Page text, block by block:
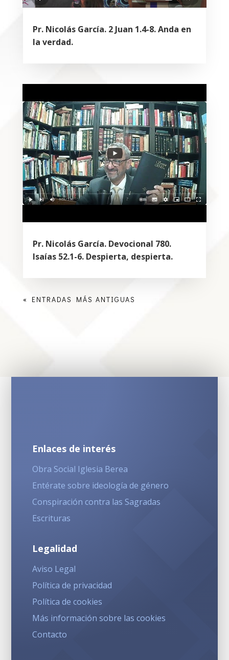
Pr. Nicolás García. 2 Juan 1.4-8. Anda en
la verdad.
Pr. Nicolás García. Devocional 780.
Isaías 52.1-6. Despierta, despierta.
« ENTRADAS MÁS ANTIGUAS
Enlaces de interés
Obra Social Iglesia Berea
Entérate sobre ideología de género
Conspiración contra las Sagradas
Escrituras
Legalidad
Aviso Legal
Política de privacidad
Política de cookies
Más información sobre las cookies
Contacto